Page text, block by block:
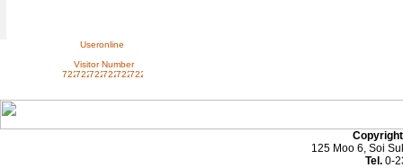
Useronline
Visitor Number
125 Moo 6, Soi
Tel.0-